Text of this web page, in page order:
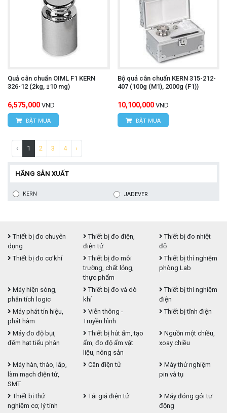
Quả cân chuẩn OIML F1 KERN
326-12 (2kg, ±10 mg)
6,575,000 VND
ĐẶT MUA
Bộ quả cân chuẩn KERN 315-212-
407 (100g (M1), 2000g (F1))
10,100,000 VND
ĐẶT MUA
‹ 1 2 3 4 ›
HÃNG SẢN XUẤT
KERN JADEVER
Thiết bị đo chuyên
dụng
Thiết bị đo điện,
điện tử
Thiết bị đo nhiệt
độ
Thiết bị đo cơ khí
Thiết bị đo môi
trường, chất lỏng,
thực phẩm
Thiết bị thí nghiệm
phòng Lab
Máy hiện sóng,
phân tích logic
Thiết bị đo và dò
khí
Thiết bị thí nghiệm
điện
Máy phát tín hiệu,
phát hàm
Viễn thông -
Truyền hình
Thiết bị tĩnh điện
Máy đo độ bụi,
đếm hạt tiểu phân
Thiết bị hút ẩm, tạo
ẩm, đo độ ẩm vật
liệu, nông sản
Nguồn một chiều,
xoay chiều
Máy hàn, tháo, lắp,
làm mạch điện tử,
SMT
Cân điện tử
Máy thử nghiệm
pin và tụ
Thiết bị thử
nghiệm cơ, lý tính
Tải giả điện tử
Máy đóng gói tự
động